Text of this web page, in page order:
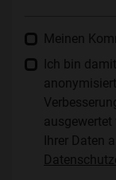
Meinen
Ich bin
ausgewertet
Ihrer Daten